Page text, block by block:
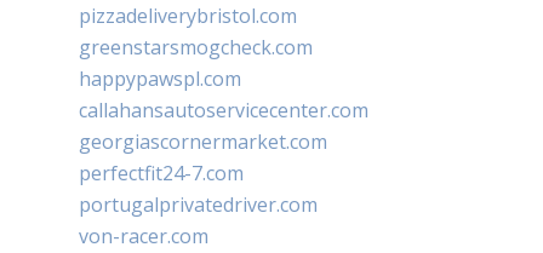
pizzadeliverybristol.com
greenstarsmogcheck.com
happypawspl.com
callahansautoservicecenter.com
georgiascornermarket.com
perfectfit24-7.com
portugalprivatedriver.com
von-racer.com